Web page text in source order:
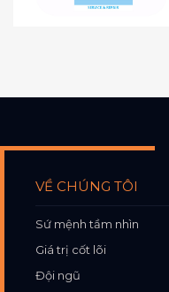
VỀ CHÚNG TÔI
Sứ mệnh tầm nhìn
Giá trị cốt lõi
Đội ngũ